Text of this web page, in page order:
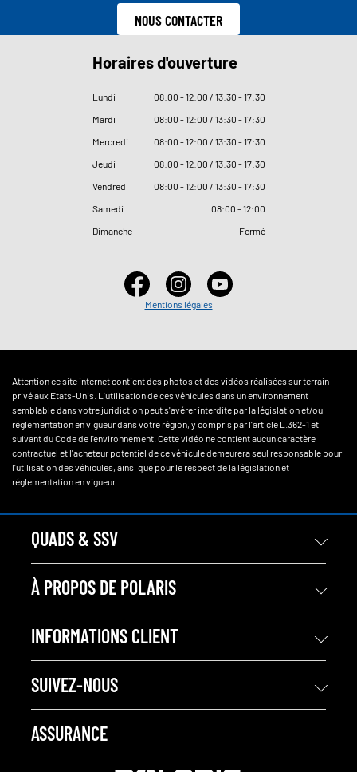
NOUS CONTACTER
Horaires d'ouverture
Lundi 08:00 - 12:00 / 13:30 - 17:30
Mardi
08:00 - 12:00 / 13:30 - 17:30
Mercredi
08:00 - 12:00 / 13:30 - 17:30
Jeudi
08:00 - 12:00 / 13:30 - 17:30
Vendredi
08:00 - 12:00 / 13:30 - 17:30
Samedi
08:00 - 12:00
Dimanche
Fermé
Mentions légales
Attention ce site internet contient des photos et des vidéos réalisées sur terrain
privé aux Etats-Unis. L'utilisation de ces véhicules dans un environnement
semblable dans votre juridiction peut s'avérer interdite par la législation et/ou
réglementation en vigueur dans votre région, y compris par l'article L.362-1 et
suivant du Code de l'environnement. Cette vidéo ne contient aucun caractère
contractuel et l'acheteur potentiel de ce véhicule demeurera seul responsable pour
l'utilisation des véhicules, ainsi que pour le respect de la législation et
réglementation en vigueur.
QUADS & SSV
À PROPOS DE POLARIS
INFORMATIONS CLIENT
SUIVEZ-NOUS
ASSURANCE